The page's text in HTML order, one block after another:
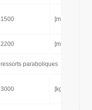
1500 [mm]
2200 [mm]
ressorts paraboliques
3000 [kg]